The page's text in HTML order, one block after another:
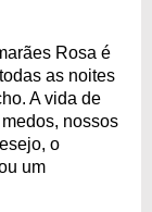
Rosa é
as noites
A vida de
nossos
o
um